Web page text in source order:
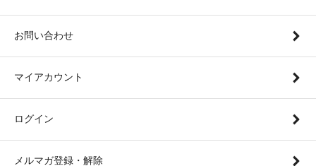
お問い合わせ
マイアカウント
ログイン
メルマガ登録・解除